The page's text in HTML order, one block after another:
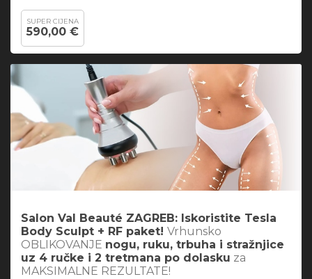
SUPER CIJENA
590,00 €
Salon Val Beauté ZAGREB: Iskoristite Tesla
Body Sculpt + RF paket! Vrhunsko
OBLIKOVANJE nogu, ruku, trbuha i stražnjice
uz 4 ručke i 2 tretmana po dolasku za
MAKSIMALNE REZULTATE!